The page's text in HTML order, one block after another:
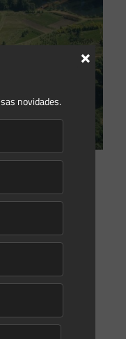
diz ministra
na Federação
quinta-feira, em
um balanço das
0 Read more
novidades.
×